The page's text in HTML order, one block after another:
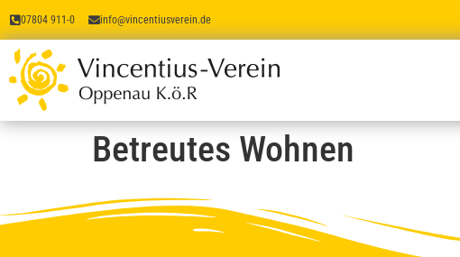
07804 911-0 info@vincentiusverein.de
Betreutes Wohnen